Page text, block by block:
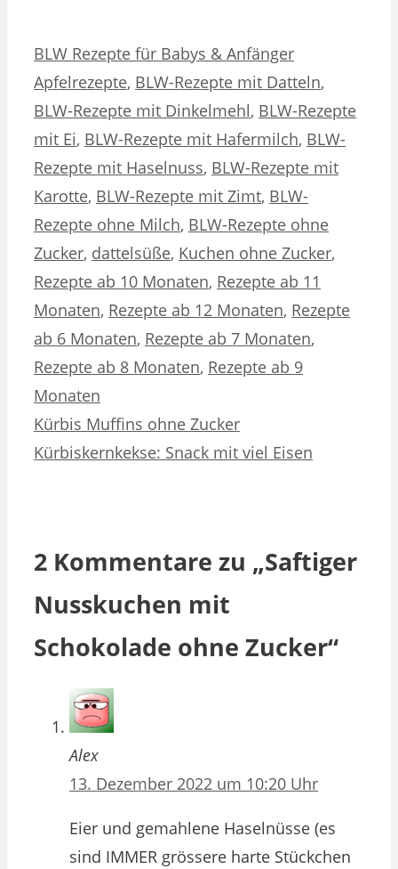
Kategorien
BLW Rezepte für Babys & AnfängerSchlagwörter
Apfelrezepte, BLW-Rezepte mit Datteln,
BLW-Rezepte mit Dinkelmehl, BLW-Rezepte
mit Ei, BLW-Rezepte mit Hafermilch, BLW-
Rezepte mit Haselnuss, BLW-Rezepte mit
Karotte, BLW-Rezepte mit Zimt, BLW-
Rezepte ohne Milch, BLW-Rezepte ohne
Zucker, dattelsüße, Kuchen ohne Zucker,
Rezepte ab 10 Monaten, Rezepte ab 11
Monaten, Rezepte ab 12 Monaten, Rezepte
ab 6 Monaten, Rezepte ab 7 Monaten,
Rezepte ab 8 Monaten, Rezepte ab 9
Monaten
Kürbis Muffins ohne Zucker
Kürbiskernkekse: Snack mit viel Eisen
2 Kommentare zu „Saftiger
Nusskuchen mit
Schokolade ohne Zucker“
Alex
13. Dezember 2022 um 10:20 Uhr
Eier und gemahlene Haselnüsse (es
sind IMMER grössere harte Stückchen